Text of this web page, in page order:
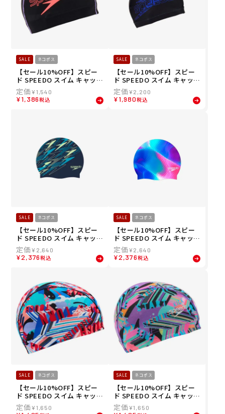
SALE ネコポス
【セール10%OFF】スピー
ド SPEEDO スイム キャップ
バーティカル メッシュキャ
ップ Vertical Mesh Cap S
E12550-CO メンズ レディー
¥1,540
¥1,386税込
SALE ネコポス
【セール10%OFF】スピー
ド SPEEDO スイム キャップ
フラッシュ スタック トリコ
ット キャップ SE12460-RB
メンズ レディース ユニセッ
¥2,200
¥1,980税込
SALE ネコポス
【セール10%OFF】スピー
ド SPEEDO スイム キャップ
プリント シリコーン キャッ
プ SE12615-NB メンズ レデ
ィース ユニセックス
¥ 2,640
¥2,376税込
SALE ネコポス
【セール10%OFF】スピー
ド SPEEDO スイム キャップ
プリント シリコーン キャッ
プ SE12615-BL メンズ レデ
ィース ユニセックス
¥2,640
¥2,376税込
SALE ネコポス
【セール10%OFF】スピー
ド SPEEDO スイム キャップ
ワーディング ストライプス
メッシュ キャップ WORDIN
¥1,650
SALE ネコポス
【セール10%OFF】スピー
ド SPEEDO スイム キャップ
ワーディング ストライプス
メッシュ キャップ WORDIN
¥1,650